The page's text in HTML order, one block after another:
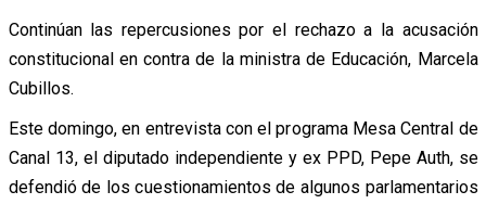
Continúan las repercusiones por el rechazo a la acusación
constitucional en contra de la ministra de Educación, Marcela
Cubillos.
Este domingo, en entrevista con el programa Mesa Central de
Canal 13, el diputado independiente y ex PPD, Pepe Auth, se
defendió de los cuestionamientos de algunos parlamentarios